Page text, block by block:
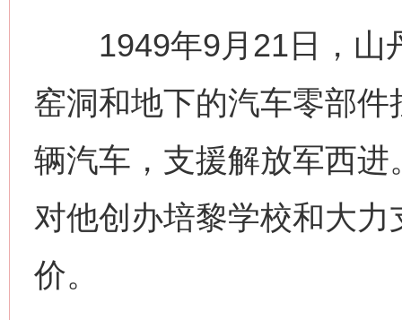
1949年9月21日，山
窑洞和地下的汽车零部
辆汽车，支援解放军西
对他创办培黎学校和大
价。